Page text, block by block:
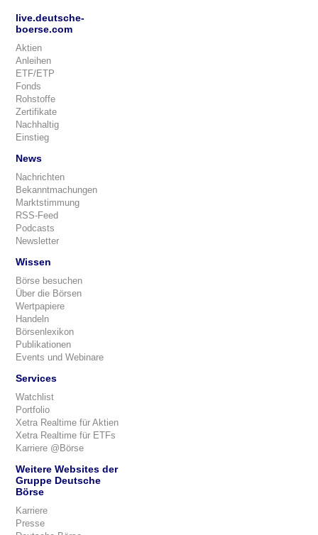
live.deutsche-
boerse.com
Aktien
Anleihen
ETF/ETP
Fonds
Rohstoffe
Zertifikate
Nachhaltig
Einstieg
News
Nachrichten
Bekanntmachungen
Marktstimmung
RSS-Feed
Podcasts
Newsletter
Wissen
Börse besuchen
Über die Börsen
Wertpapiere
Handeln
Börsenlexikon
Publikationen
Events und Webinare
Services
Watchlist
Portfolio
Xetra Realtime für Aktien
Xetra Realtime für ETFs
Karriere @Börse
Weitere Websites der
Gruppe Deutsche
Börse
Karriere
Presse